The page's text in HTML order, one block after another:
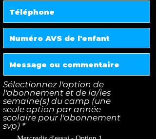
Sélectionnez l'option de
l'abonnement et de la/les
semaine(s) du camp (une
seule option par année
scolaire pour l'abonnement
svp) *O